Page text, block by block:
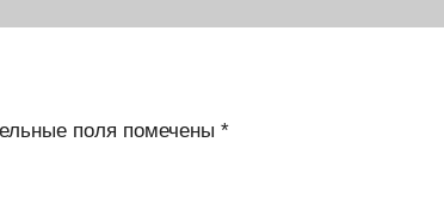
поля помечены *